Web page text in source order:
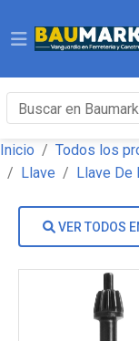
Inicio Todos los
Llave
Llave De
VER TODOS